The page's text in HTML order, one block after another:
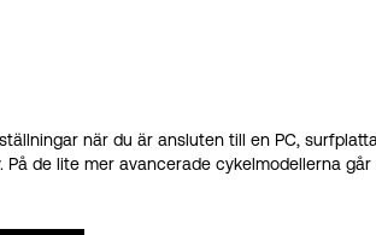
när du är ansluten till en PC,
de lite mer avancerade cykelmodellerna